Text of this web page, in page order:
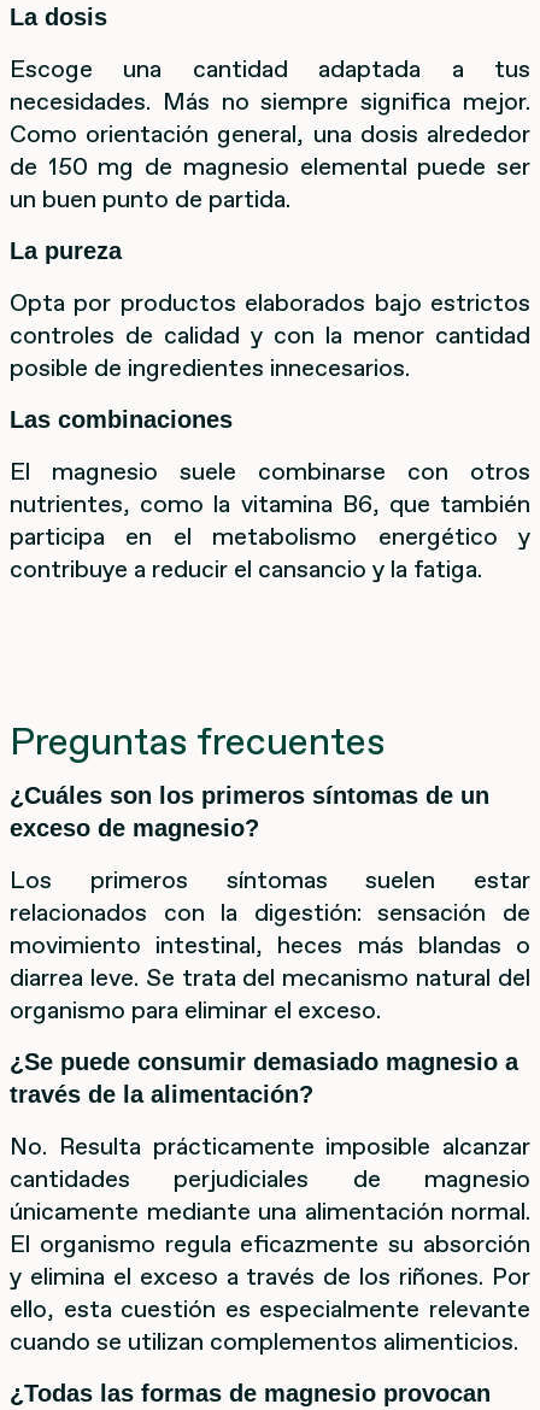
La dosis
Escoge una cantidad adaptada a tus
necesidades. Más no siempre significa mejor.
Como orientación general, una dosis alrededor
de 150 mg de magnesio elemental puede ser
un buen punto de partida.
La pureza
Opta por productos elaborados bajo estrictos
controles de calidad y con la menor cantidad
posible de ingredientes innecesarios.
Las combinaciones
El magnesio suele combinarse con otros
nutrientes, como la vitamina B6, que también
participa en el metabolismo energético y
contribuye a reducir el cansancio y la fatiga.
Preguntas frecuentes
¿Cuáles son los primeros síntomas de un
exceso de magnesio?
Los primeros síntomas suelen estar
relacionados con la digestión: sensación de
movimiento intestinal, heces más blandas o
diarrea leve. Se trata del mecanismo natural del
organismo para eliminar el exceso.
¿Se puede consumir demasiado magnesio a
través de la alimentación?
No. Resulta prácticamente imposible alcanzar
cantidades perjudiciales de magnesio
únicamente mediante una alimentación normal.
El organismo regula eficazmente su absorción
y elimina el exceso a través de los riñones. Por
ello, esta cuestión es especialmente relevante
cuando se utilizan complementos alimenticios.
¿Todas las formas de magnesio provocan